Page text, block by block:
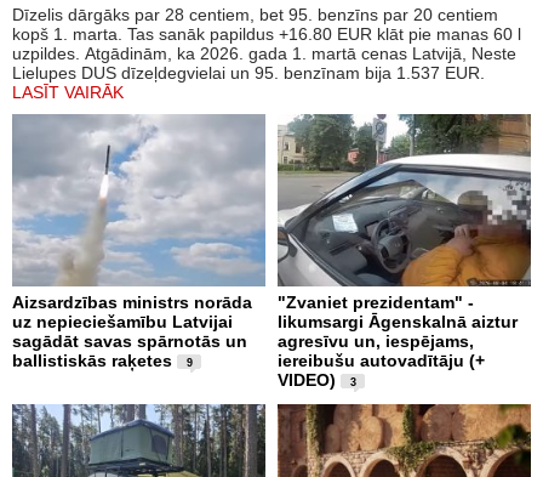
Dīzelis dārgāks par 28 centiem, bet 95. benzīns par 20 centiem
kopš 1. marta. Tas sanāk papildus +16.80 EUR klāt pie manas 60 l
uzpildes. Atgādinām, ka 2026. gada 1. martā cenas Latvijā, Neste
Lielupes DUS dīzeļdegvielai un 95. benzīnam bija 1.537 EUR.
LASĪT VAIRĀK
Aizsardzības ministrs norāda
uz nepieciešamību Latvijai
sagādāt savas spārnotās un
ballistiskās raķetes
9
"Zvaniet prezidentam" -
likumsargi Āgenskalnā aiztur
agresīvu un, iespējams,
iereibušu autovadītāju (+
VIDEO)
3